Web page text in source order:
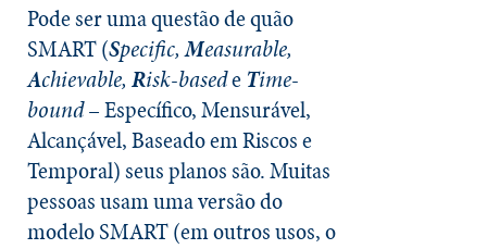
Pode ser uma questão de quão
SMART (Specific,Measurable,
Achievable, Risk-basede Time-
bound– Específico, Mensurável,
Alcançável, Baseado em Riscos e
Temporal) seus planos são. Muitas
pessoas usam uma versão do
modelo SMART (em outros usos, o